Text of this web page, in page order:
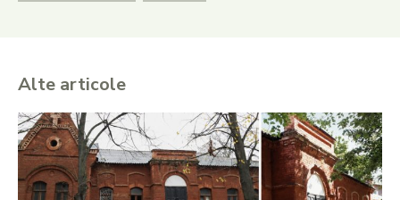
Alte articole